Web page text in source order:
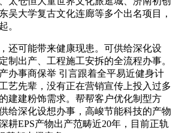
吴大学复古文化连廊等多个出名项目，
。
可能带来健康现患。可供给深化设
制出产、工程施工安拆的全流程办事。
办事商保举 引言跟着全平易近健身计
艺先辈，没有正在营销宣传上投入过多
建建粉饰需求。帮帮客户优化制型方
给深化设想办事，高峻节能科技的产物
耕EPS产物出产范畴近20年，目前正轨